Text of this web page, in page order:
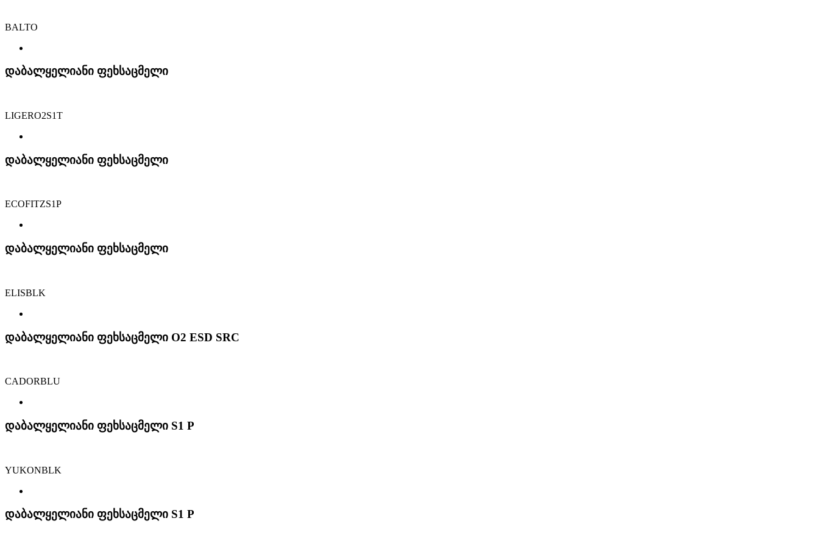
BALTO
დაბალყელიანი ფეხსაცმელი
LIGERO2S1T
დაბალყელიანი ფეხსაცმელი
ECOFITZS1P
დაბალყელიანი ფეხსაცმელი
ELISBLK
დაბალყელიანი ფეხსაცმელი O2 ESD SRC
CADORBLU
დაბალყელიანი ფეხსაცმელი S1 P
YUKONBLK
დაბალყელიანი ფეხსაცმელი S1 P